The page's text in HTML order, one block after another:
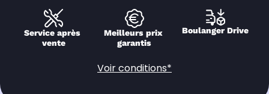
Service après
vente
Meilleurs prix
garantis
Boulanger Drive
Voir conditions*